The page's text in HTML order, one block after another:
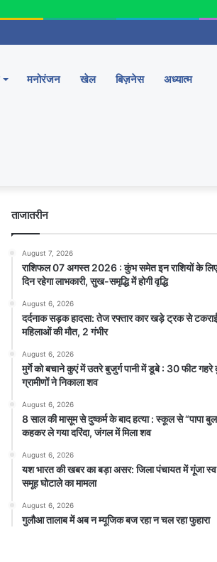
मनोरंजन खेल बिज़नेस अध्यात्म
ताजातरीन
August 7, 2026
राशिफल 07 अगस्त 2026 : कुंभ समेत इन राशियों के
दिन रहेगा लाभकारी, सुख-समृद्धि में होगी वृद्धि
August 6, 2026
दर्दनाक सड़क हादसा: तेज रफ्तार कार खड़े ट्रक से
महिलाओं की मौत, 2 गंभीर
August 6, 2026
मुर्गे को बचाने कुएं में उतरे बुजुर्ग पानी में डूबे : 30 फीट
ग्रामीणों ने निकाला शव
August 6, 2026
8 साल की मासूम से दुष्कर्म के बाद हत्या : स्कूल से “पापा
कहकर ले गया दरिंदा, जंगल में मिला शव
August 6, 2026
यश भारत की खबर का बड़ा असर: जिला पंचायत में गूंजा स्व
समूह घोटाले का मामला
August 6, 2026
गुलौआ तालाब में अब न म्यूजिक बज रहा न चल रहा फुहारा